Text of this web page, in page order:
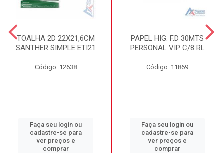
TOALHA 2D 22X21,6CM
SANTHER SIMPLE ETI21
Código: 12638
Faça seu login ou
cadastre-se para
ver preços e
comprar
PAPEL HIG. F.D 30MTS
PERSONAL VIP C/8 RL
Código: 11869
Faça seu login ou
cadastre-se para
ver preços e
comprar